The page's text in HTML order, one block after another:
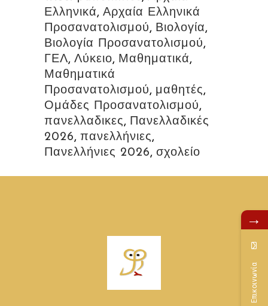
Ελληνικά, Αρχαία Ελληνικά
Προσανατολισμού, Βιολογία,
Βιολογία Προσανατολισμού,
ΓΕΛ, Λύκειο, Μαθηματικά,
Μαθηματικά
Προσανατολισμού, μαθητές,
Ομάδες Προσανατολισμού,
πανελλαδικες, Πανελλαδικές
2026, πανελλήνιες,
Πανελλήνιες 2026, σχολείο
→
Επικοινωνία